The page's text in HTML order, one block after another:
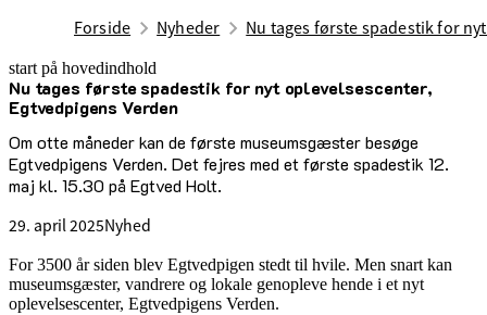
Forside Nyheder Nu tages første spadestik for
start på hovedindhold
Nu tages første spadestik for nyt oplevelsescenter,
Egtvedpigens Verden
Om otte måneder kan de første museumsgæster besøge
Egtvedpigens Verden. Det fejres med et første spadestik 12.
maj kl. 15.30 på Egtved Holt.
29. april 2025Nyhed
senest opdateret 28. april 2025
For 3500 år siden blev Egtvedpigen stedt til hvile. Men snart kan
museumsgæster, vandrere og lokale genopleve hende i et nyt
oplevelsescenter, Egtvedpigens Verden.